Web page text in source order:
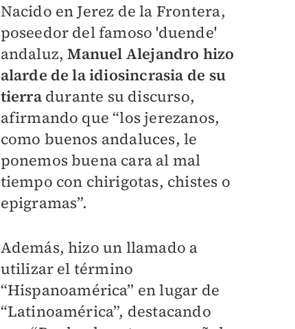
Nacido en Jerez de la Frontera,
poseedor del famoso 'duende'
andaluz,Manuel Alejandro hizo
alarde de la idiosincrasia de su
tierradurante su discurso,
afirmando que “los jerezanos,
como buenos andaluces, le
ponemos buena cara al mal
tiempo con chirigotas, chistes o
epigramas”.
Además, hizo un llamado a
utilizar el término
“Hispanoamérica” en lugar de
“Latinoamérica”, destacando